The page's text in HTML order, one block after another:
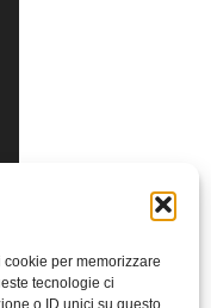
per memorizzare
tecnologie ci
o ID unici su questo